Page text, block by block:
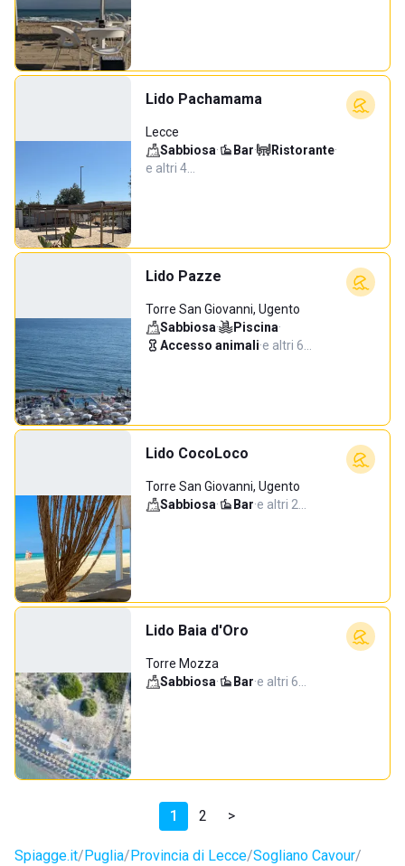
Lido Pachamama
Lecce
Sabbiosa· Bar· Ristorante·
e altri 4…
Lido Pazze
Torre San Giovanni, Ugento
Sabbiosa· Piscina·
Accesso animali·e altri 6…
Lido CocoLoco
Torre San Giovanni, Ugento
Sabbiosa· Bar·e altri 2…
Lido Baia d'Oro
Torre Mozza
Sabbiosa· Bar·e altri 6…
1 2 >
Spiagge.it Puglia Provincia di Lecce Sogliano Cavour